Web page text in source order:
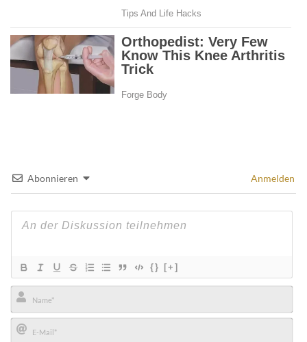
Abonnieren Anmelden
{} [+]
Name*